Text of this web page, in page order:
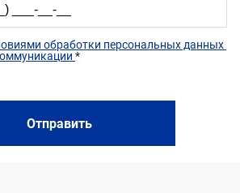
обработки персональных данных
*
Отправить